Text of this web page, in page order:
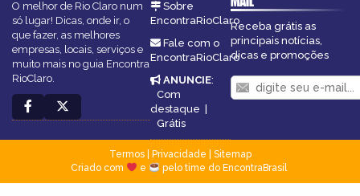
O melhor de Rio Claro num
só lugar! Dicas, onde ir, o
que fazer, as melhores
empresas, locais, serviços e
muito mais no guia Encontra
RioClaro.
Sobre
EncontraRioClaro
Fale com o
EncontraRioClaro
ANUNCIE:
Com
destaque
Grátis
Receba grátis as
principais notícias,
dicas e promoções
Termos| Privacidade
Sitemap
Criado com
e pelo time do EncontraBrasil